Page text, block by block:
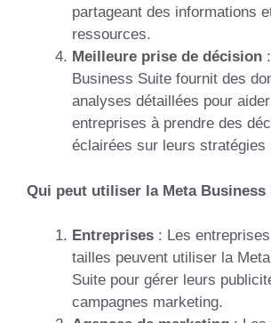
partageant des informations
ressources.
Meilleure prise de décision
Business Suite fournit des
analyses détaillées pour
entreprises à prendre des
éclairées sur leurs stratégies
Qui peut utiliser la Meta Business
Entreprises : Les
tailles peuvent utiliser la
Suite pour gérer leurs
campagnes marketing.